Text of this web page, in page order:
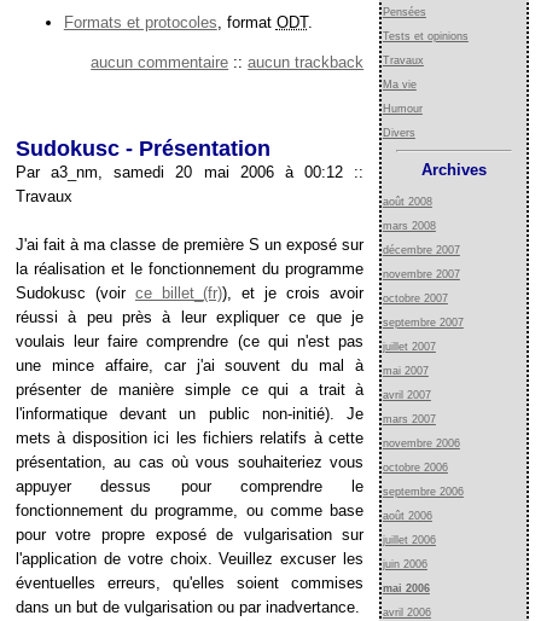
Pensées
Tests et opinions
Travaux
Ma vie
Humour
Divers
Archives
août 2008
mars 2008
décembre 2007
novembre 2007
octobre 2007
septembre 2007
juillet 2007
mai 2007
avril 2007
mars 2007
novembre 2006
octobre 2006
septembre 2006
août 2006
juillet 2006
juin 2006
mai 2006
avril 2006
Formats et protocoles, format ODT.
aucun commentaire :: aucun trackback
Sudokusc - Présentation
Par a3_nm, samedi 20 mai 2006 à 00:12 ::
Travaux
J'ai fait à ma classe de première S un exposé sur
la réalisation et le fonctionnement du programme
Sudokusc (voir ce billet
), et je crois avoir
réussi à peu près à leur expliquer ce que je
voulais leur faire comprendre (ce qui n'est pas
une mince affaire, car j'ai souvent du mal à
présenter de manière simple ce qui a trait à
l'informatique devant un public non-initié). Je
mets à disposition ici les fichiers relatifs à cette
présentation, au cas où vous souhaiteriez vous
appuyer dessus pour comprendre le
fonctionnement du programme, ou comme base
pour votre propre exposé de vulgarisation sur
l'application de votre choix. Veuillez excuser les
éventuelles erreurs, qu'elles soient commises
dans un but de vulgarisation ou par inadvertance.